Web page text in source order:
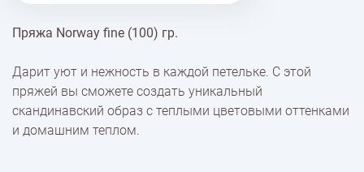
% Скидки
Доставка
Пряжа Norway fine (100) гр.
Дарит уют и нежность в каждой петельке. С этой
пряжей вы сможете создать уникальный
скандинавский образ с теплыми цветовыми оттенками
и домашним теплом.